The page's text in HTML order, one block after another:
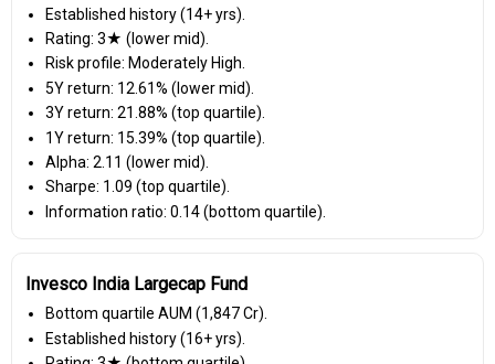
Established history (14+ yrs).
Rating: 3★ (lower mid).
Risk profile: Moderately High.
5Y return: 12.61% (lower mid).
3Y return: 21.88% (top quartile).
1Y return: 15.39% (top quartile).
Alpha: 2.11 (lower mid).
Sharpe: 1.09 (top quartile).
Information ratio: 0.14 (bottom quartile).
Invesco India Largecap Fund
Bottom quartile AUM (₹1,847 Cr).
Established history (16+ yrs).